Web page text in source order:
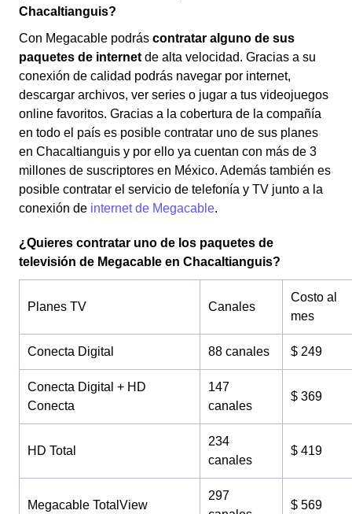
Chacaltianguis?
Con Megacable podrás contratar alguno de sus
paquetes de internet de alta velocidad. Gracias a su
conexión de calidad podrás navegar por internet,
descargar archivos, ver series o jugar a tus videojuegos
online favoritos. Gracias a la cobertura de la compañía
en todo el país es posible contratar uno de sus planes
en Chacaltianguis y por ello ya cuentan con más de 3
millones de suscriptores en México. Además también es
posible contratar el servicio de telefonía y TV junto a la
conexión de internet de Megacable.
¿Quieres contratar uno de los paquetes de
televisión de Megacable en Chacaltianguis?
Planes TV Canales
Costo al
mes
Conecta Digital 88 canales $ 249
Conecta Digital + HD
Conecta
147
canales
$ 369
HD Total
234
canales
$ 419
Megacable TotalView
297
$ 569